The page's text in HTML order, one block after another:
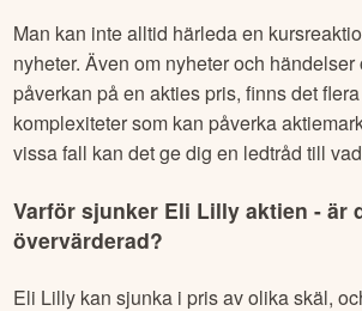
Man kan inte alltid härleda en
nyheter. Även om nyheter och händelser
påverkan på en akties pris, finns det
komplexiteter som kan påverka
vissa fall kan det ge dig en ledtråd till
Varför sjunker Eli Lilly aktien - är
övervärderad?
Eli Lilly kan sjunka i pris av olika skäl,